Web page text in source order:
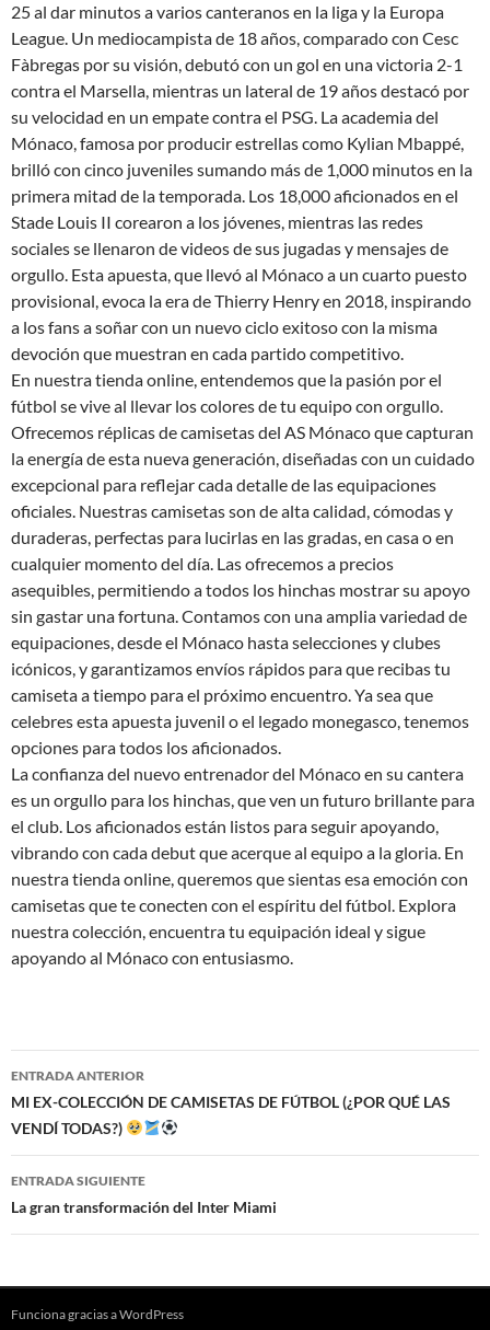
25 al dar minutos a varios canteranos en la liga y la Europa
League. Un mediocampista de 18 años, comparado con Cesc
Fàbregas por su visión, debutó con un gol en una victoria 2-1
contra el Marsella, mientras un lateral de 19 años destacó por
su velocidad en un empate contra el PSG. La academia del
Mónaco, famosa por producir estrellas como Kylian Mbappé,
brilló con cinco juveniles sumando más de 1,000 minutos en la
primera mitad de la temporada. Los 18,000 aficionados en el
Stade Louis II corearon a los jóvenes, mientras las redes
sociales se llenaron de videos de sus jugadas y mensajes de
orgullo. Esta apuesta, que llevó al Mónaco a un cuarto puesto
provisional, evoca la era de Thierry Henry en 2018, inspirando
a los fans a soñar con un nuevo ciclo exitoso con la misma
devoción que muestran en cada partido competitivo.
En nuestra tienda online, entendemos que la pasión por el
fútbol se vive al llevar los colores de tu equipo con orgullo.
Ofrecemos réplicas de camisetas del AS Mónaco que capturan
la energía de esta nueva generación, diseñadas con un cuidado
excepcional para reflejar cada detalle de las equipaciones
oficiales. Nuestras camisetas son de alta calidad, cómodas y
duraderas, perfectas para lucirlas en las gradas, en casa o en
cualquier momento del día. Las ofrecemos a precios
asequibles, permitiendo a todos los hinchas mostrar su apoyo
sin gastar una fortuna. Contamos con una amplia variedad de
equipaciones, desde el Mónaco hasta selecciones y clubes
icónicos, y garantizamos envíos rápidos para que recibas tu
camiseta a tiempo para el próximo encuentro. Ya sea que
celebres esta apuesta juvenil o el legado monegasco, tenemos
opciones para todos los aficionados.
La confianza del nuevo entrenador del Mónaco en su cantera
es un orgullo para los hinchas, que ven un futuro brillante para
el club. Los aficionados están listos para seguir apoyando,
vibrando con cada debut que acerque al equipo a la gloria. En
nuestra tienda online, queremos que sientas esa emoción con
camisetas que te conecten con el espíritu del fútbol. Explora
nuestra colección, encuentra tu equipación ideal y sigue
apoyando al Mónaco con entusiasmo.
Navegación
de
entradas
ENTRADA ANTERIOR
MI EX-COLECCIÓN DE CAMISETAS DE FÚTBOL (¿POR QUÉ LAS
VENDÍ TODAS?)
ENTRADA SIGUIENTE
La gran transformación del Inter Miami
Funciona gracias a WordPress